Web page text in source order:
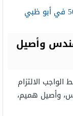
وأصيل
الالتزام
وأصيل هميم،